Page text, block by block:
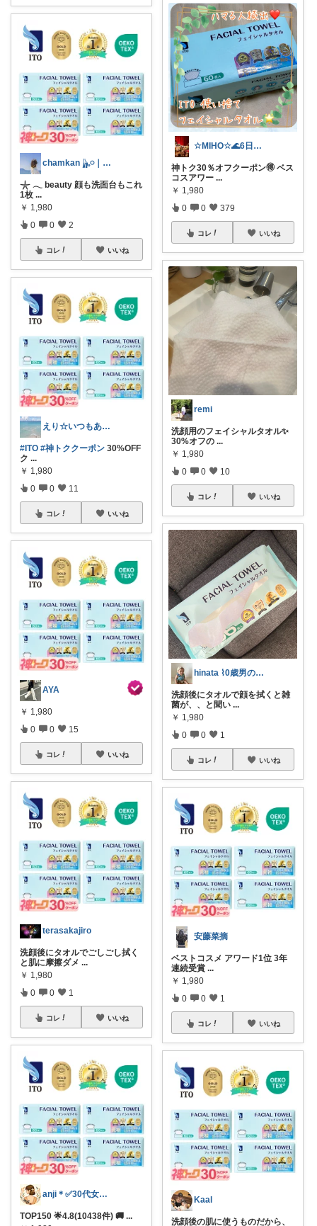
chamkan 𓃱𓈒𓏸｜1歳mam
𓇼 𓂃 beauty 顔も洗面台もこれ
1枚 ...
￥ 1,980
0 0 2
コレ いいね
えり☆いつもありがとうございます
#ITO #神トククーポン 30%OFF
ク ...
￥ 1,980
0 0 11
コレ いいね
AYA
￥ 1,980
0 0 15
コレ いいね
terasakajiro
洗顔後にタオルでごしごし拭く
と肌に摩擦ダメ ...
￥ 1,980
0 0 1
コレ いいね
anji＊✅30代女性売上ランキング🏆
TOP150 🌟4.8(10438件) 🚚 ...
☆MIHO☆🌊6日感謝🍀
神トク30％オフクーポン🉐 ベス
コスアワー ...
￥ 1,980
0 0 379
コレ いいね
remi
洗顔用のフェイシャルタオル✨
30%オフの ...
￥ 1,980
0 0 10
コレ いいね
hinata ⌇0歳男の子ママ
洗顔後にタオルで顔を拭くと雑
菌が、、と聞い ...
￥ 1,980
0 0 1
コレ いいね
安藤菜摘
ベストコスメ アワード1位 3年
連続受賞 ...
￥ 1,980
0 0 1
コレ いいね
Kaal
洗顔後の肌に使うものだから、